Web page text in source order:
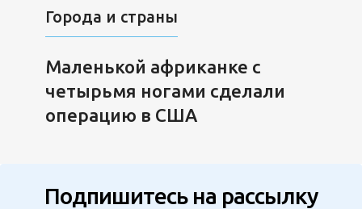
Города и страны
Маленькой африканке с
четырьмя ногами сделали
операцию в США
Подпишитесь на рассылку